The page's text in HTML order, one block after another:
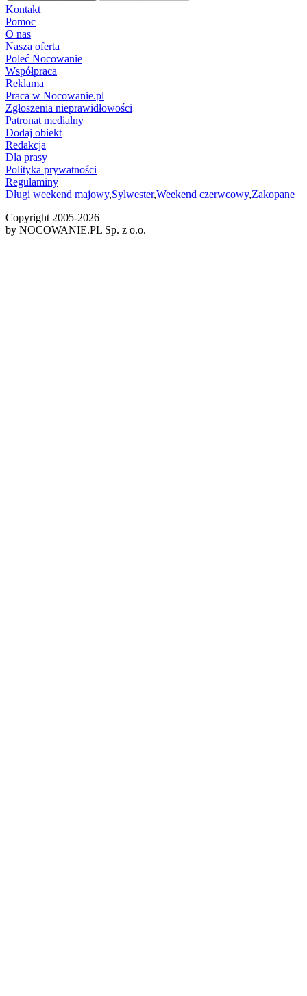
Kontakt
Pomoc
O nas
Nasza oferta
Poleć Nocowanie
Współpraca
Reklama
Praca w Nocowanie.pl
Zgłoszenia nieprawidłowości
Patronat medialny
Dodaj obiekt
Redakcja
Dla prasy
Polityka prywatności
Regulaminy
Długi weekend majowy,Sylwester,Weekend czerwcowy,Zakopane
Copyright 2005-2026
by NOCOWANIE.PL Sp. z o.o.